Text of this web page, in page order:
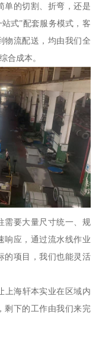
单的切割、折弯，还是
式”配套服务模式，客
物流配送，均由我们全
合成本。
需要大量尺寸统一、规
响应，通过流水线作业
的项目，我们也能灵活
上海轩本实业在区域内
剩下的工作由我们来完